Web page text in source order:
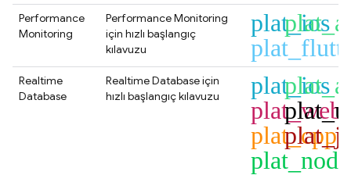
Performance
Monitoring
Performance Monitoring
için hızlı başlangıç
kılavuzu
plat_ios
Realtime
Database
Realtime Databaseiçin
hızlı başlangıç kılavuzu
plat_ios
plat_web
plat_cpp
plat_node